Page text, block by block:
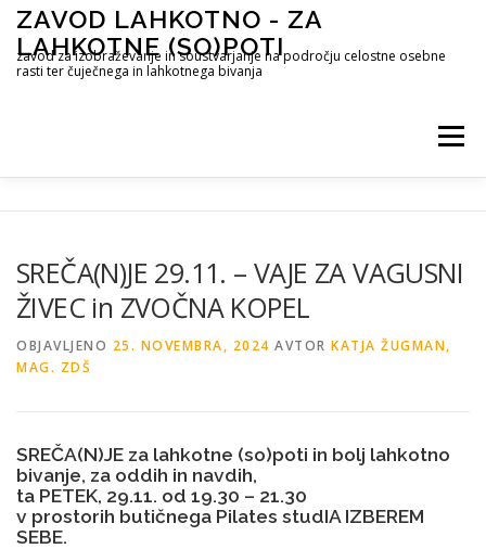
Preskoči
vsebino
ZAVOD LAHKOTNO - ZA
LAHKOTNE (SO)POTI
zavod za izobraževanje in soustvarjanje na področju celostne osebne
rasti ter čuječnega in lahkotnega bivanja
Meni
OBJAVE ZA NAVDIH IN AKTUALNO
SREČA(N)JE 29.11. – VAJE ZA VAGUSNI
ŽIVEC in ZVOČNA KOPEL
OBJAVLJENO 25. NOVEMBRA, 2024 AVTOR KATJA ŽUGMAN,
MAG. ZDŠ
SREČA(N)JE za lahkotne (so)poti in bolj lahkotno
bivanje, za oddih in navdih,
ta PETEK, 29.11. od 19.30 – 21.30
v prostorih butičnega Pilates studIA IZBEREM
SEBE.